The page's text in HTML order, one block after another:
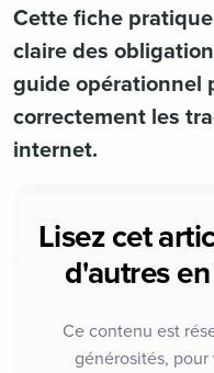
Cette fiche
claire des
guide opérationnel
correctement les
internet.
Lisez cet
d'autres
Ce contenu est
générosités,